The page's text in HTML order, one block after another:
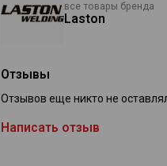
все товары бренда
Laston
Отзывы
Отзывов еще никто не
Написать отзыв